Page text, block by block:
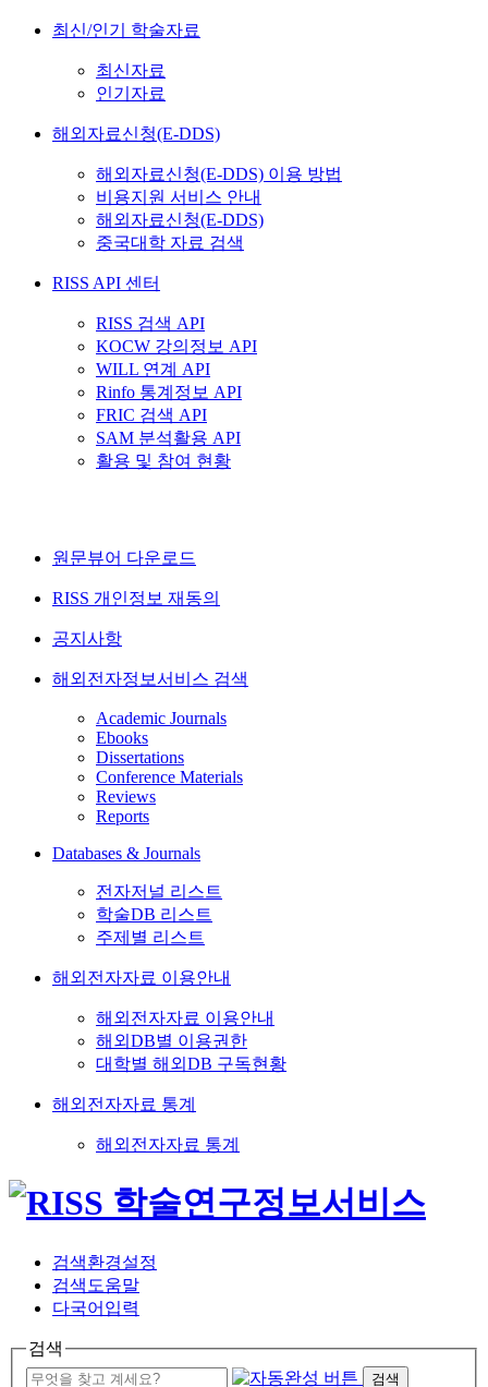
최신/인기 학술자료
최신자료
인기자료
해외자료신청(E-DDS)
해외자료신청(E-DDS) 이용 방법
비용지원 서비스 안내
해외자료신청(E-DDS)
중국대학 자료 검색
RISS API 센터
RISS 검색 API
KOCW 강의정보 API
WILL 연계 API
Rinfo 통계정보 API
FRIC 검색 API
SAM 분석활용 API
활용 및 참여 현황
원문뷰어 다운로드
RISS 개인정보 재동의
공지사항
해외전자정보서비스 검색
Academic Journals
Ebooks
Dissertations
Conference Materials
Reviews
Reports
Databases & Journals
전자저널 리스트
학술DB 리스트
주제별 리스트
해외전자자료 이용안내
해외전자자료 이용안내
해외DB별 이용권한
대학별 해외DB 구독현황
해외전자자료 통계
해외전자자료 통계
검색환경설정
검색도움말
다국어입력
검색
검색